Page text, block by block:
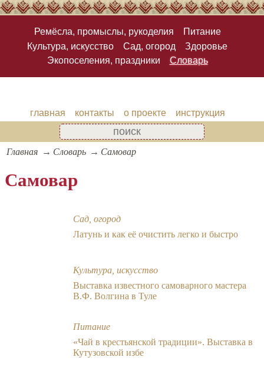
Ремёсла, промыслы, рукоделия
Питание
Культура, искусство
Сад, огород
Здоровье
Экопоселения, праздники
Словарь
главная контакты о проекте инструкция
Главная Словарь Самовар
Самовар
Сад, огород
Латунь и как её очистить легко и быстро
Культура, искусство
Выставка известного самоварного мастера
В.Ф. Волгина в Туле
Питание
«Чай в крестьянской традиции». Выставка в
Кутузовской избе